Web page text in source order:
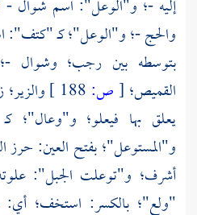
إليه -؛ و"الوعل": اسم شوال -
والحج -؛ و"الوعل"؛ كـ "كتف":
بتوسطه بين رجب؛ وشوال -
القميص؛ [ص:
يعلق بها فيعلو؛ و"وعال"؛
و"المستوعل"؛ بفتح العين:
أشرف؛ و"توعلت الجبل":
"ولع"؛ بالكسر: استخف؛ أي: